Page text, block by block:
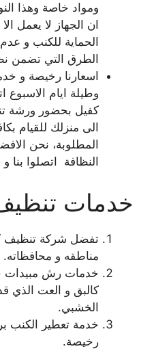
ومواد خاصة وهذا
ان الجهاز لا يعمل
الحماية للكنب و
الطرق التي تضمن
اسعارنا رخيصة و
كفيل بحضور ورشة
الى منزلك للقيام
المطلوبة، نحن
النظافة اتصلوا بنا و
خدمات
تفضل شركة تنظيف
مناطقه و محافظاته.
خدمات رش مبيدات
كالبق و العت الذي
الخشبي.
خدمة تعطير الكنب
رخيصة.